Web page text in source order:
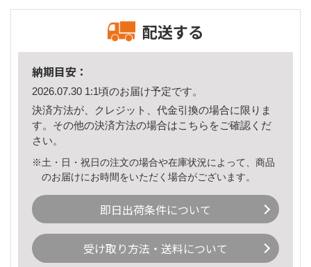
配送する
納期目安：
2026.07.30 1:1頃のお届け予定です。
決済方法が、クレジット、代金引換の場合に限りま
す。その他の決済方法の場合はこちら をご確認くだ
さい。
※土・日・祝日の注文の場合や在庫状況によって、商品
のお届けにお時間をいただく場合がございます。
即日出荷条件について
受け取り方法・送料について